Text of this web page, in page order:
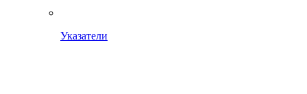
Указатели